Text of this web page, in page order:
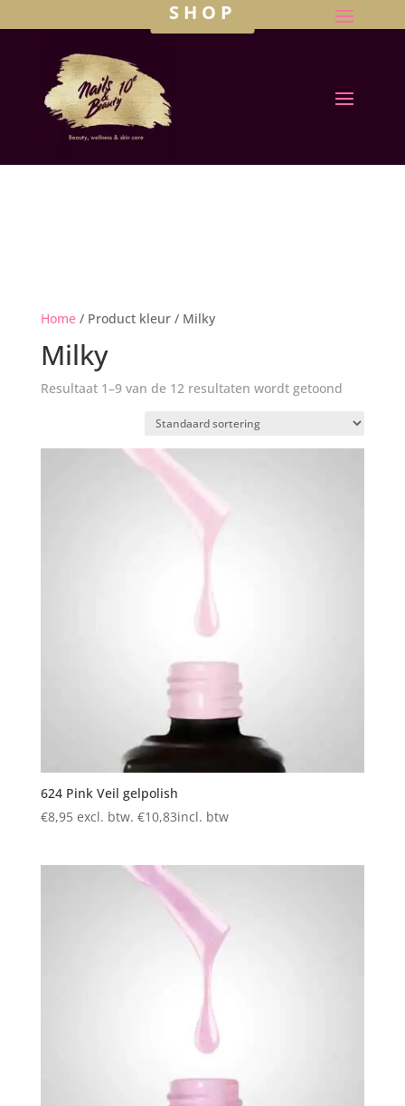
SHOP
Home/ Product kleur / Milky
Milky
Resultaat 1–9 van de 12 resultaten wordt getoond
624 Pink Veil gelpolish
€8,95 excl. btw. €10,83incl. btw